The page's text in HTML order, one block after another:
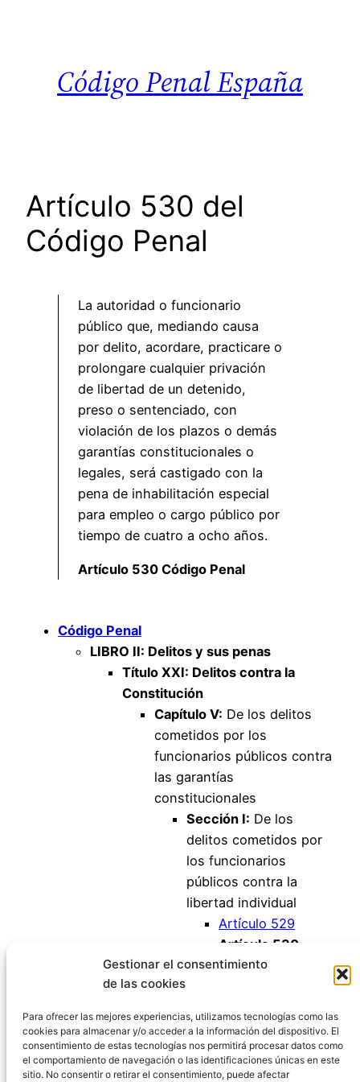
Gestionar el consentimiento
de las cookies
Para ofrecer las mejores experiencias, utilizamos tecnologías como las
cookies para almacenar y/o acceder a la información del dispositivo. El
consentimiento de estas tecnologías nos permitirá procesar datos como
el comportamiento de navegación o las identificaciones únicas en este
sitio. No consentir o retirar el consentimiento, puede afectar
Código Penal España
Artículo 530 del
Código Penal
La autoridad o funcionario
público que, mediando causa
por delito, acordare, practicare o
prolongare cualquier privación
de libertad de un detenido,
preso o sentenciado, con
violación de los plazos o demás
garantías constitucionales o
legales, será castigado con la
pena de inhabilitación especial
para empleo o cargo público por
tiempo de cuatro a ocho años.
Artículo 530 Código Penal
Código Penal
LIBRO II: Delitos y sus penas
Título XXI: Delitos contra la
Constitución
Capítulo V: De los delitos
cometidos por los
funcionarios públicos contra
las garantías
constitucionales
Sección I: De los
delitos cometidos por
los funcionarios
públicos contra la
libertad individual
Artículo 529
Artículo 530
Artículo 531